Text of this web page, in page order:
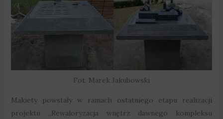
Fot. Marek Jakubowski
Makiety powstały w ramach ostatniego etapu realizacji
projektu „Rewaloryzacja wnętrz dawnego kompleksu